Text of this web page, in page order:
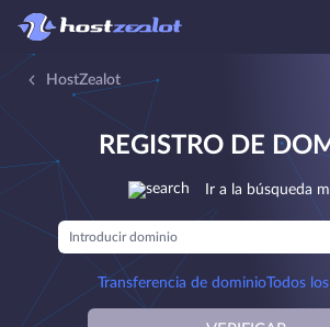
HostZealot
REGISTRO DE
Ir a la búsqueda
Transferencia de dominioTodos